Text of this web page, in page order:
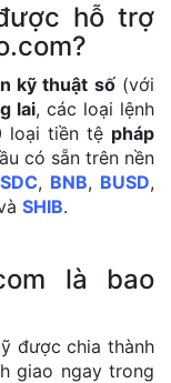
hỗ trợ
kỹ thuật số(với
lai, các loại lệnh
loại tiền tệ pháp
có sẵn trên nền
, BNB, BUSD,
SHIB.
là bao
được chia thành
giao ngay trong